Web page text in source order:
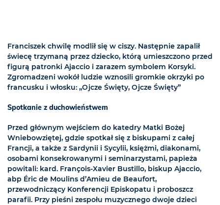
Franciszek chwilę modlił się w ciszy. Następnie zapalił
świecę trzymaną przez dziecko, którą umieszczono przed
figurą patronki Ajaccio i zarazem symbolem Korsyki.
Zgromadzeni wokół ludzie wznosili gromkie okrzyki po
francusku i włosku: „Ojcze Święty, Ojcze Święty”
Spotkanie z duchowieństwem
Przed głównym wejściem do katedry Matki Bożej
Wniebowziętej, gdzie spotkał się z biskupami z całej
Francji, a także z Sardynii i Sycylii, księżmi, diakonami,
osobami konsekrowanymi i seminarzystami, papieża
powitali: kard. François-Xavier Bustillo, biskup Ajaccio,
abp Éric de Moulins d’Amieu de Beaufort,
przewodniczący Konferencji Episkopatu i proboszcz
parafii. Przy pieśni zespołu muzycznego dwoje dzieci